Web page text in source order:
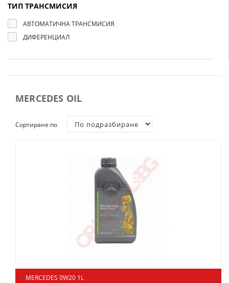
ТИП ТРАНСМИСИЯ
АВТОМАТИЧНА ТРАНСМИСИЯ
ДИФЕРЕНЦИАЛ
MERCEDES OIL
Сортиране по
MERCEDES 0W20 1L